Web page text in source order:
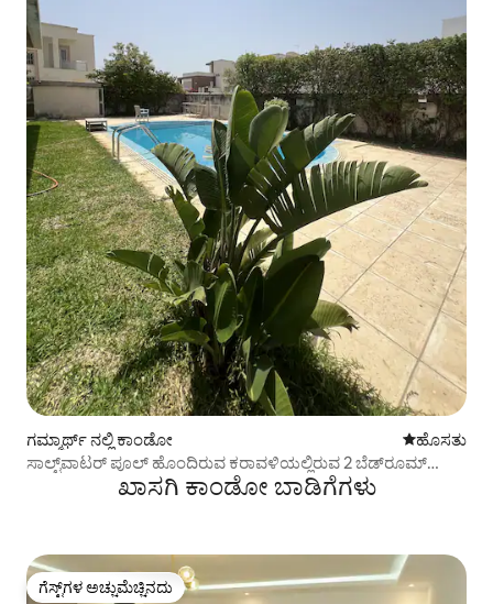
ಗಮ್ಮಾರ್ಥ್ ನಲ್ಲಿ ಕಾಂಡೋ ವಾಸ್ತವ್ಯ
ಹೊಸತು
ಸಾಲ್ಟ್‌ವಾಟರ್ ಪೂಲ್ ಹೊಂದಿರುವ ಕರಾವಳಿಯಲ್ಲಿರುವ 2 ಬೆಡ್‌ರೂಮ್
ಅಪಾರ್ಟ್‌ಮೆಂಟ್ಖಾಸಗಿ ಕಾಂಡೋ ಬಾಡಿಗೆಗಳು
ಗೆಸ್ಟ್‌ಗಳ ಅಚ್ಚುಮೆಚ್ಚಿನದು
ಗೆಸ್ಟ್‌ಗಳ ಅಚ್ಚುಮೆಚ್ಚಿನದು